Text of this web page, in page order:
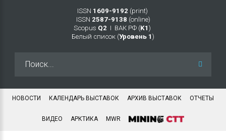
ISSN 1609-9192 (print)
ISSN 2587-9138 (online)
Scopus Q2 Ι ВАК РФ (K1 )
Белый список (Уровень 1 )
НОВОСТИ КАЛЕНДАРЬ ВЫСТАВОК АРХИВ ВЫСТАВОК ОТЧЕТЫ
ВИДЕО АРКТИКА MWR